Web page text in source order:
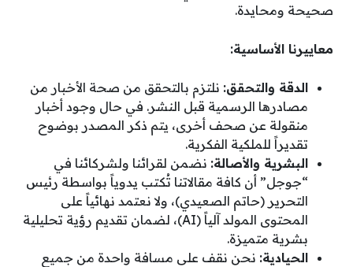
صحيحة ومحايدة.
معاييرنا الأساسية:
الدقة والتحقق: نلتزم بالتحقق من صحة الأخبار من
مصادرها الرسمية قبل النشر. في حال وجود أخبار
منقولة عن صحف أخرى، يتم ذكر المصدر بوضوح
تقديراً للملكية الفكرية.
البشرية والأصالة: نضمن لقرائنا ولشركائنا في
“جوجل” أن كافة مقالاتنا تُكتب يدوياً بواسطة رئيس
التحرير (حاتم الصعيدي)، ولا نعتمد نهائياً على
المحتوى المولد آلياً (AI)، لضمان تقديم رؤية تحليلية
بشرية متميزة.
الحيادية: نحن نقف على مسافة واحدة من جميع